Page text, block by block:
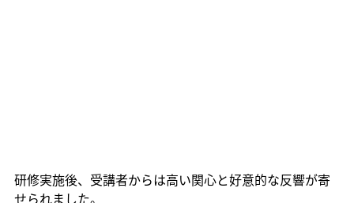
研修実施後、受講者からは高い関心と好意的な反響が寄
せられました。